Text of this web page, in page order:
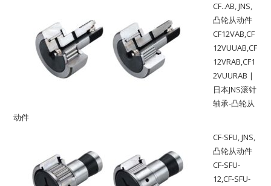
CF..AB,JNS,
凸轮从动件
CF12VAB,CF
12VUUAB,CF
12VRAB,CF1
2VUURAB |
日本JNS滚针
轴承-凸轮从
动件
CF-SFU,JNS,
凸轮从动件
CF-SFU-
12,CF-SFU-